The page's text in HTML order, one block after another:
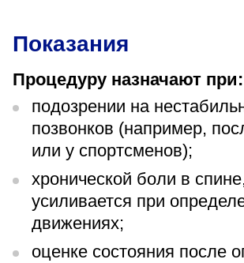
перерыв 12:00–12:30
Администратор
+7 (4742) 72-73-31
Версия для
Показания
Процедуру назначают при:
подозрении на
позвонков (например,
или у спортсменов);
хронической боли в
усиливается при
движениях;
оценке состояния после